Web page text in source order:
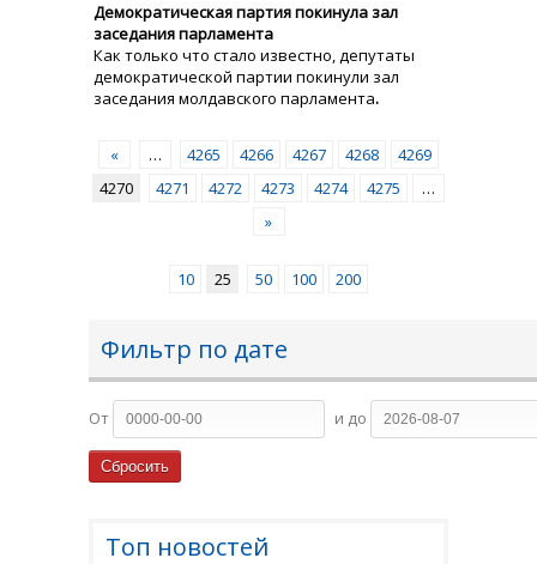
Демократическая партия покинула зал
заседания парламента
Как только что стало известно, депутаты
демократической партии покинули зал
заседания молдавского парламента.
« … 4265 4266 4267 4268
4269
4270
4271 4272 4273 4274 4275
…
»
10 25 50 100 200
Фильтр по дате
От и до
Топ новостей